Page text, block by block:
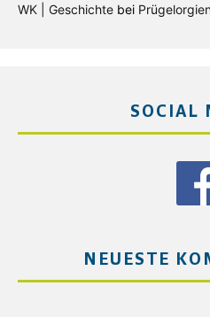
WK | Geschichte bei
SOCIAL
NEUESTE